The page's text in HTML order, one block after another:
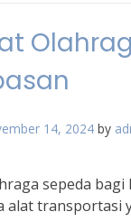
14, 2024 by
sepeda
alat transportasi